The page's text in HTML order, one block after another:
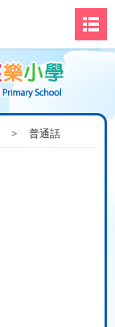
> 普通話